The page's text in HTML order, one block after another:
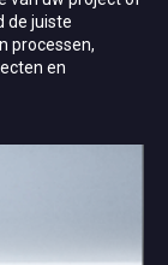
de juiste
processen,
en